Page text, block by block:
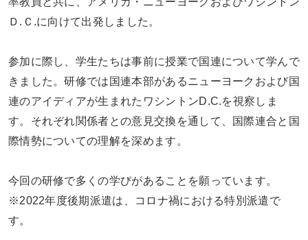
Ｄ.Ｃ.に向けて出発しました。
参加に際し、学生たちは事前に授業で国連について学んで
きました。研修では国連本部があるニューヨークおよび国
連のアイディアが生まれたワシントンD.C.を視察しま
す。それぞれ関係者との意見交換を通して、国際連合と国
際情勢についての理解を深めます。
今回の研修で多くの学びがあることを願っています。
※2022年度後期派遣は、コロナ禍における特別派遣で
す。